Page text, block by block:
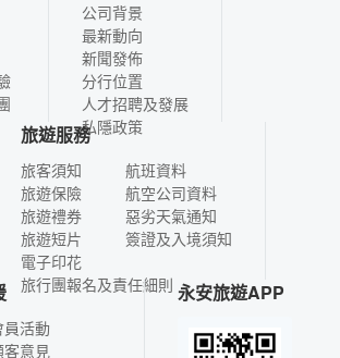
公司背景
最新動向
新聞發佈
分行位置
人才招聘及發展
私隱政策
旅遊服務
旅客須知
旅遊保險
旅遊禮券
旅遊短片
電子印花
航班資料
航空公司資料
惡劣天氣通知
簽證及入境須知
旅行團報名及責任細則
員活動
客意見
永安旅遊APP